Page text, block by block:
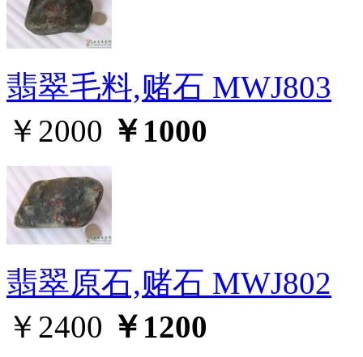
翡翠毛料,赌石 MWJ803
￥2000 ￥1000
翡翠原石,赌石 MWJ802
￥2400 ￥1200